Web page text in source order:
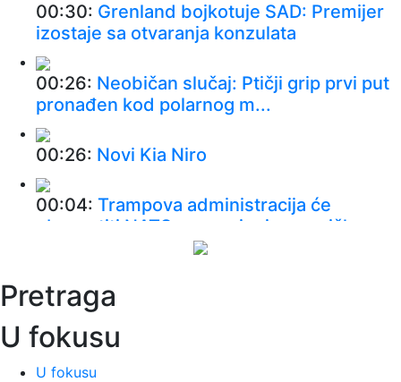
00:30: Grenland bojkotuje SAD: Premijer
izostaje sa otvaranja konzulata
00:26: Neobičan slučaj: Ptičji grip prvi put
pronađen kod polarnog m...
00:26: Novi Kia Niro
00:04: Trampova administracija će
obavestiti NATO o smanjenju američke...
PORAZ: Trento ostvario važnu pobedu!
23:39:Tramp osniva "fond za žrtve Džoa
Bajdena": Odluka ministarstva ...
Pretraga
U fokusu
U fokusu